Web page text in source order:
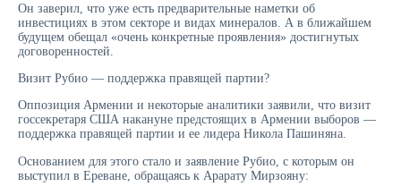
Он заверил, что уже есть предварительные наметки об
инвестициях в этом секторе и видах минералов. А в ближайшем
будущем обещал «очень конкретные проявления» достигнутых
договоренностей.
Визит Рубио — поддержка правящей партии?
Оппозиция Армении и некоторые аналитики заявили, что визит
госсекретаря США накануне предстоящих в Армении выборов —
поддержка правящей партии и ее лидера Никола Пашиняна.
Основанием для этого стало и заявление Рубио, с которым он
выступил в Ереване, обращаясь к Арарату Мирзояну: